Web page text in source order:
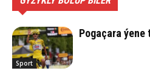
Sport
Pogaçara ýene